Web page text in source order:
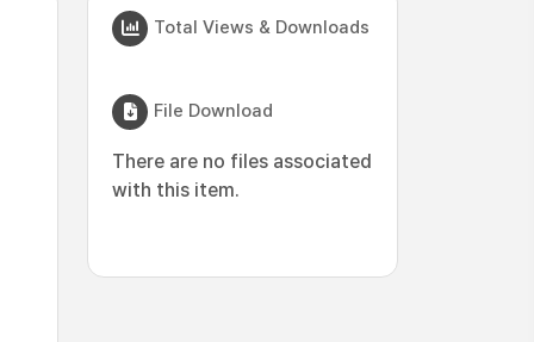
Total Views & Downloads
File Download
There are no files associated
with this item.